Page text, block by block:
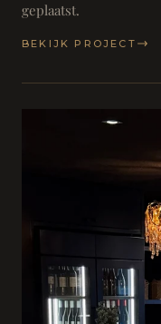
geplaatst.
BEKIJK PROJECT